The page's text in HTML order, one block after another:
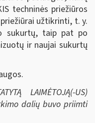
techninės priežiūros
užtikrinti, t. y.
sukurtų, taip pat po
ir naujai sukurtų
LAIMĖTOJĄ(-US)
dalių buvo priimti